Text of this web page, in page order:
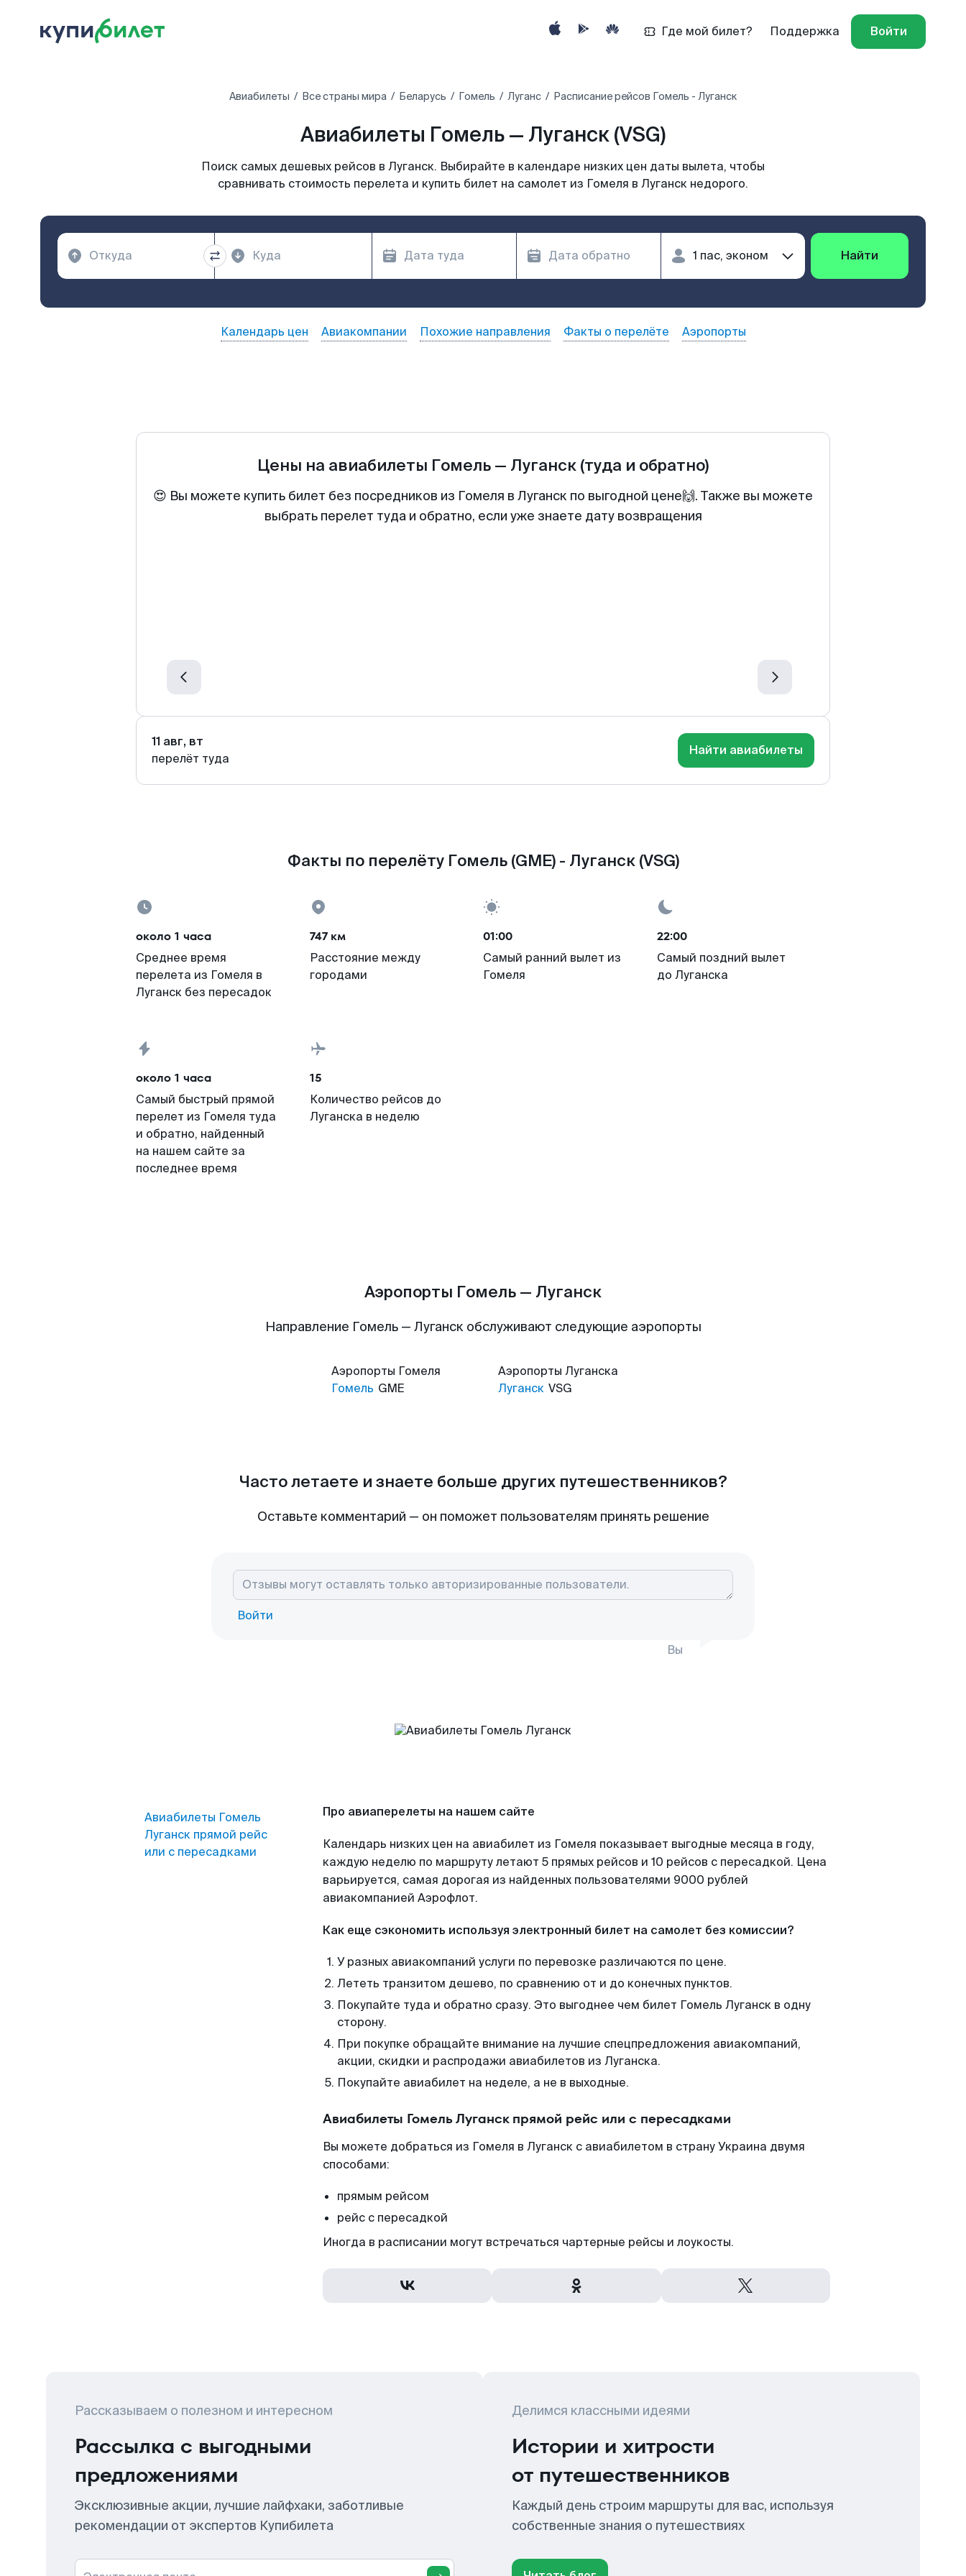
Где мой билет? Поддержка Войти
Авиабилеты Все страны мира Беларусь Гомель Луганс Расписание рейсов Гомель - Луганск
Авиабилеты Гомель — Луганск (VSG)
Поиск самых дешевых рейсов в Луганск. Выбирайте в календаре низких цен даты вылета, чтобы
сравнивать стоимость перелета и купить билет на самолет из Гомеля в Луганск недорого.
Найти
Календарь цен Авиакомпании Похожие направления Факты о перелёте Аэропорты
Цены на авиабилеты Гомель — Луганск (туда и обратно)
😍 Вы можете купить билет без посредников из Гомеля в Луганск по выгодной цене🙌. Также вы можете
выбрать перелет туда и обратно, если уже знаете дату возвращения
11 авг, вт
перелёт туда
Найти авиабилеты
Факты по перелёту Гомель (GME) - Луганск (VSG)
около 1 часа
Среднее время
перелета из Гомеля в
Луганск без пересадок
747 км
Расстояние между
городами
01:00
Самый ранний вылет из
Гомеля
22:00
Самый поздний вылет
до Луганска
около 1 часа
Самый быстрый прямой
перелет из Гомеля туда
и обратно, найденный
на нашем сайте за
последнее время
15
Количество рейсов до
Луганска в неделю
Аэропорты Гомель — Луганск
Направление Гомель — Луганск обслуживают следующие аэропорты
Аэропорты Гомеля
Гомель GME
Аэропорты Луганска
Луганск VSG
Часто летаете и знаете больше других путешественников?
Оставьте комментарий — он поможет пользователям принять решение
Войти
Вы
Авиабилеты Гомель
Луганск прямой рейс
или с пересадками
Про авиаперелеты на нашем сайте
Календарь низких цен на авиабилет из Гомеля показывает выгодные месяца в году,
каждую неделю по маршруту летают 5 прямых рейсов и 10 рейсов с пересадкой. Цена
варьируется, самая дорогая из найденных пользователями 9000 рублей
авиакомпанией Аэрофлот.
Как еще сэкономить используя электронный билет на самолет без комиссии?
У разных авиакомпаний услуги по перевозке различаются по цене.
Лететь транзитом дешево, по сравнению от и до конечных пунктов.
Покупайте туда и обратно сразу. Это выгоднее чем билет Гомель Луганск в одну
сторону.
При покупке обращайте внимание на лучшие спецпредложения авиакомпаний,
акции, скидки и распродажи авиабилетов из Луганска.
Покупайте авиабилет на неделе, а не в выходные.
Авиабилеты Гомель Луганск прямой рейс или с пересадками
Вы можете добраться из Гомеля в Луганск с авиабилетом в страну Украина двумя
способами:
прямым рейсом
рейс с пересадкой
Иногда в расписании могут встречаться чартерные рейсы и лоукосты.
Рассказываем о полезном и интересном
Рассылка с выгодными
предложениями
Эксклюзивные акции, лучшие лайфхаки, заботливые
рекомендации от экспертов Купибилета
Делимся классными идеями
Истории и хитрости
от путешественников
Каждый день строим маршруты для вас, используя
собственные знания о путешествиях